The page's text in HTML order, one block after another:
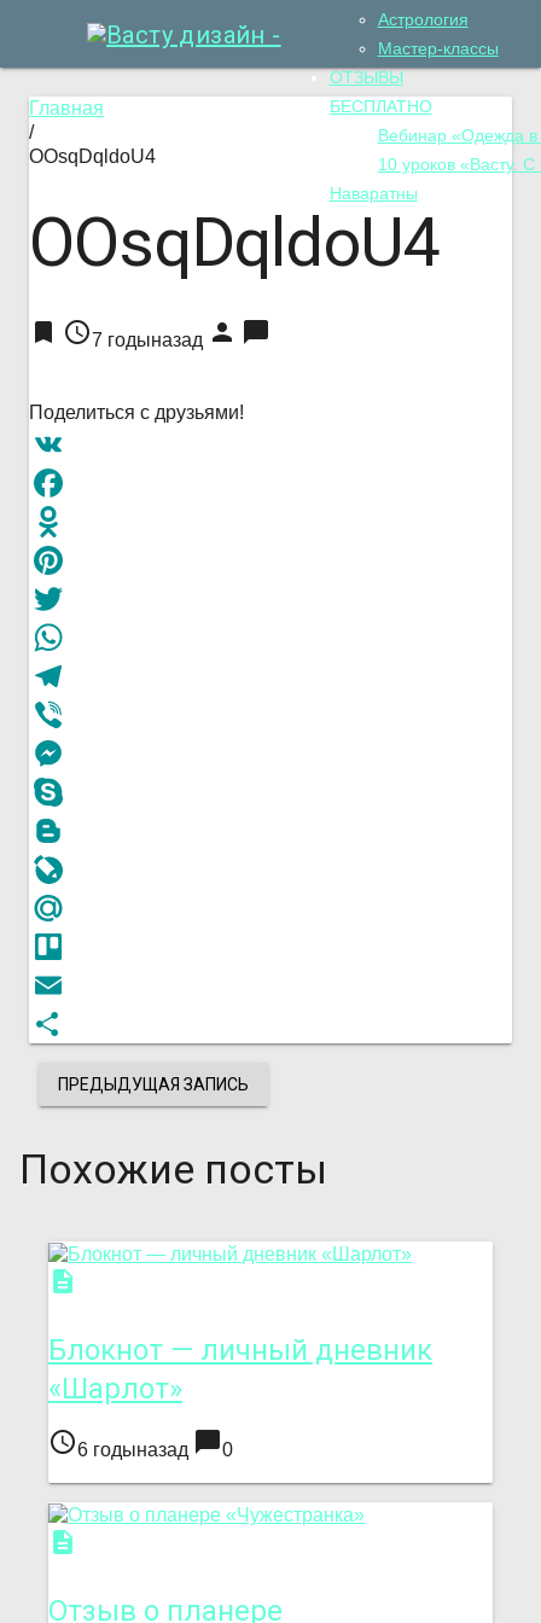
Астрология
Мастер-классы
ОТЗЫВЫ
БЕСПЛАТНО
Вебинар «Одежда
10 уроков «Васту. С
Наваратны
Главная
/
OOsqDqldoU4
OOsqDqldoU4
bookmark access_time7 годыназад person chat_bubble
Поделиться с друзьями!
VK
Facebook
Odnoklassniki
Pinterest
Twitter
WhatsApp
Telegram
Viber
Messenger
Skype
Blogger
LiveJournal
Mail.Ru
Trello
Email
ПРЕДЫДУЩАЯ ЗАПИСЬ
Похожие посты
description
Блокнот — личный дне­вник
«Шарлот»
access_time6 годыназад chat_bubble0
description
Отзыв о планере